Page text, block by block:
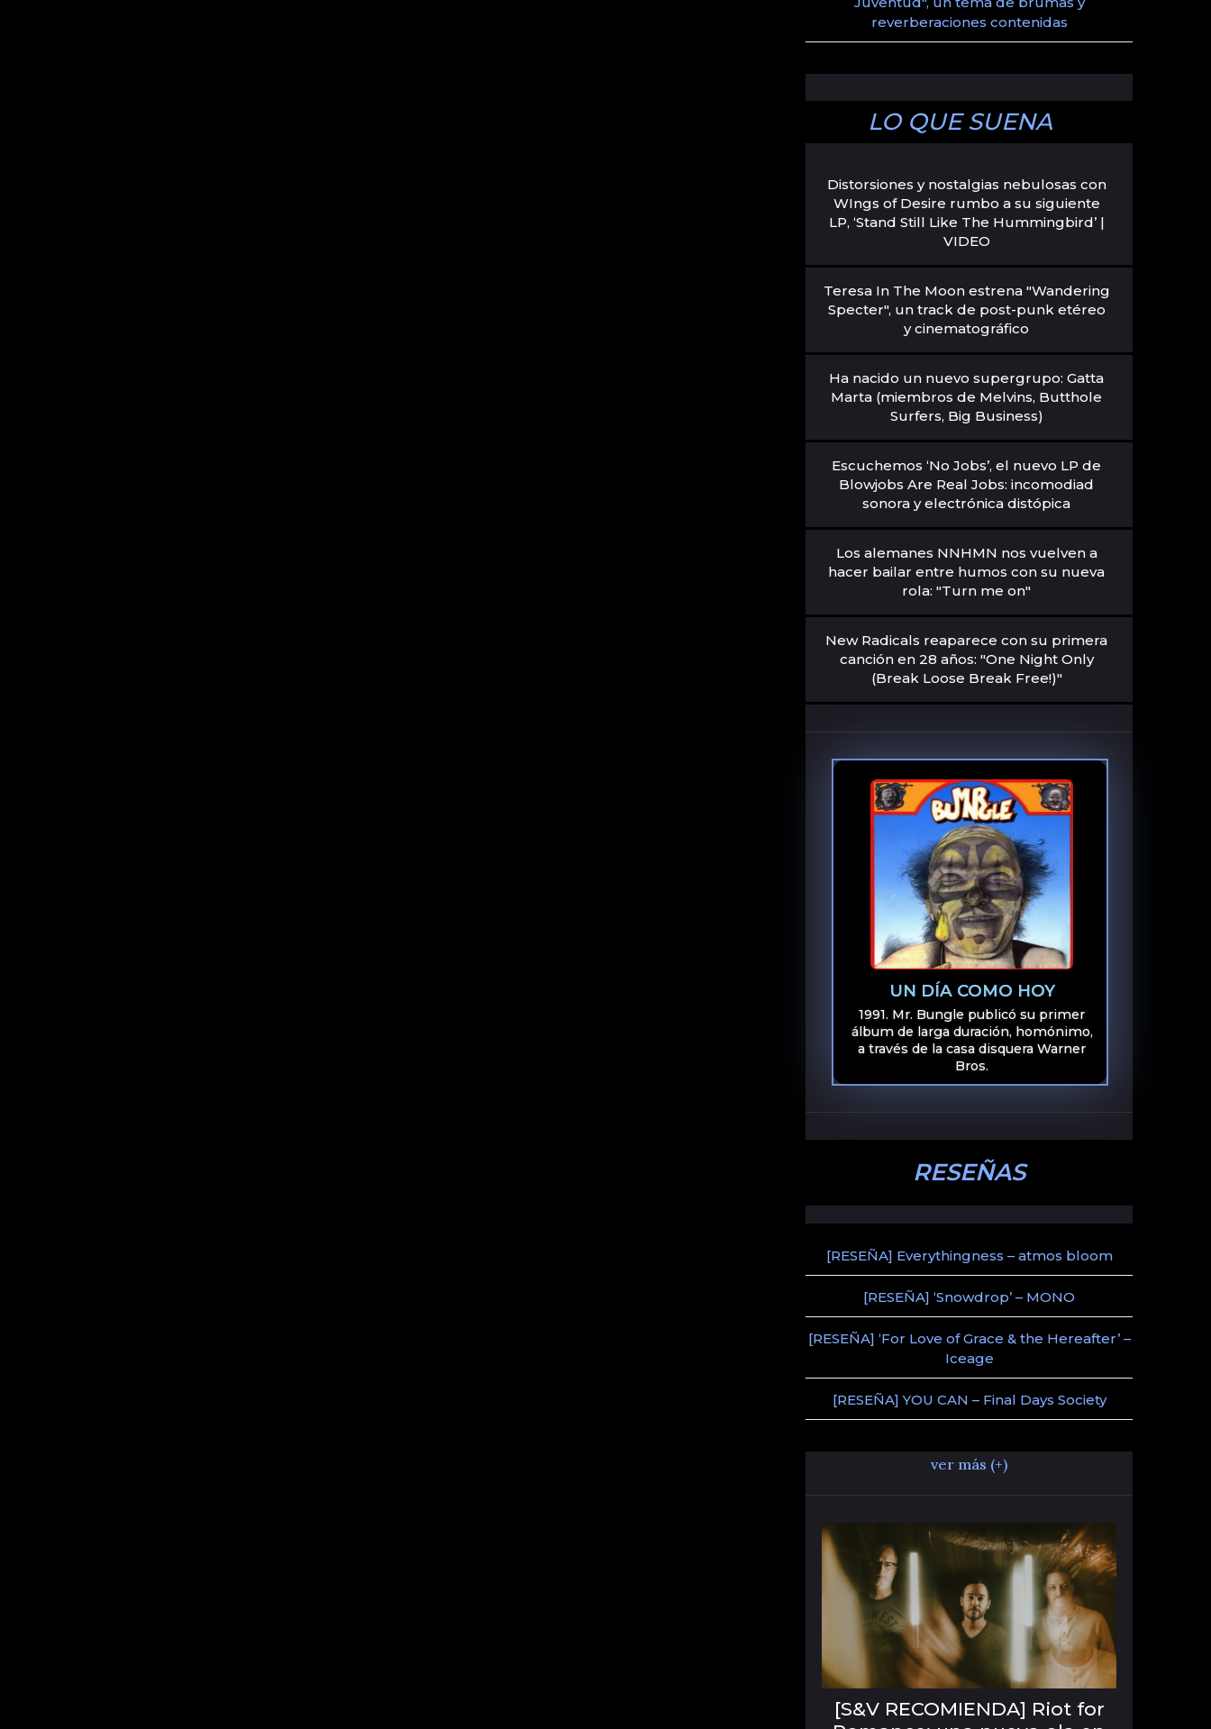
reverberaciones contenidas
LO QUE SUENA
Distorsiones y nostalgias nebulosas con
WIngs of Desire rumbo a su siguiente
LP, ‘Stand Still Like The Hummingbird’ |
VIDEO
Teresa In The Moon estrena "Wandering
Specter", un track de post-punk etéreo
y cinematográfico
Ha nacido un nuevo supergrupo: Gatta
Marta (miembros de Melvins, Butthole
Surfers, Big Business)
Escuchemos ‘No Jobs’, el nuevo LP de
Blowjobs Are Real Jobs: incomodiad
sonora y electrónica distópica
Los alemanes NNHMN nos vuelven a
hacer bailar entre humos con su nueva
rola: "Turn me on"
New Radicals reaparece con su primera
canción en 28 años: "One Night Only
(Break Loose Break Free!)"
UN DÍA COMO HOY
1991. Mr. Bungle publicó su primer
álbum de larga duración, homónimo,
a través de la casa disquera Warner
Bros.
RESEÑAS
[RESEÑA] Everythingness – atmos bloom
[RESEÑA] ‘Snowdrop’ – MONO
[RESEÑA] ‘For Love of Grace & the Hereafter’ –
Iceage
[RESEÑA] YOU CAN – Final Days Society
ver más (+)
[S&V RECOMIENDA] Riot for